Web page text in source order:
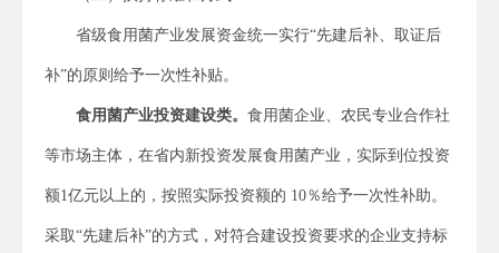
省级食用菌产业发展资金统一实行“先建后补、取证后
补”的原则给予一次性补贴。
食用菌产业投资建设类。 食用菌企业、农民专业合作社
等市场主体，在省内新投资发展食用菌产业，实际到位投资
额1亿元以上的，按照实际投资额的 10％给予一次性补助。
采取“先建后补”的方式，对符合建设投资要求的企业支持标